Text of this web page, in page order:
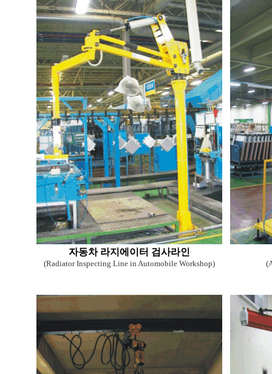
자동차 라지에이터 검사라인
(Radiator Inspecting Line in Automobile Workshop)